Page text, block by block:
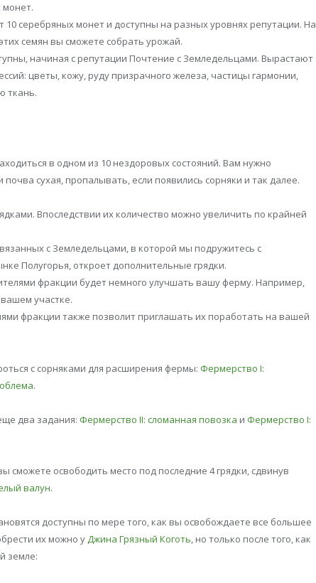
монет.
10 серебряных монет и доступны на разных уровнях репутации. На
семян вы сможете собрать урожай.
начиная с репутации Почтение с Земледельцами. Вырастают
цветы, кожу, руду призрачного железа, частицы гармонии,
ткань.
в одном из 10 нездоровых состояний. Вам нужно
сухая, пропалывать, если появились сорняки и так далее.
Впоследствии их количество можно увеличить по крайней
с Земледельцами, в которой мы подружитесь с
Полугорья, откроет дополнительные грядки.
фракции будет немного улучшать вашу ферму. Например,
участке.
фракции также позволит приглашать их поработать на вашей
с сорняками для расширения фермы: Фермерство I:
.
два задания: Фермерство II: сломанная повозка и Фермерство I:
сможете освободить место под последние 4 грядки, сдвинув
валун.
доступны по мере того, как вы освобождаете все большее
их можно уДжина Грязный Коготь, но только после того, как
земле: